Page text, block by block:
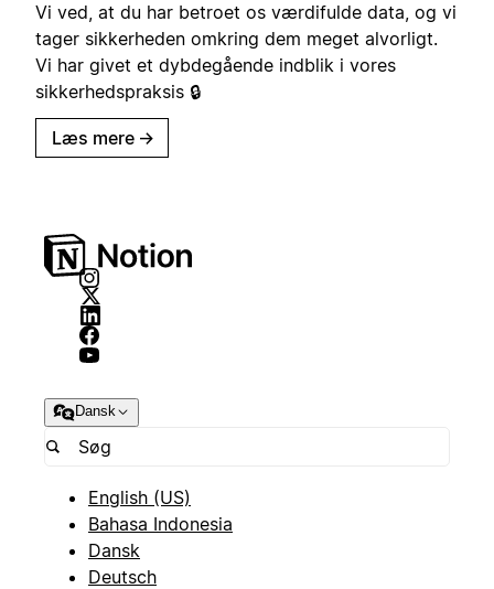
Vi ved, at du har betroet os værdifulde data, og vi
tager sikkerheden omkring dem meget alvorligt.
Vi har givet et dybdegående indblik i vores
sikkerhedspraksis 🔒
Læs mere →
Dansk
English (US)
Bahasa Indonesia
Dansk
Deutsch